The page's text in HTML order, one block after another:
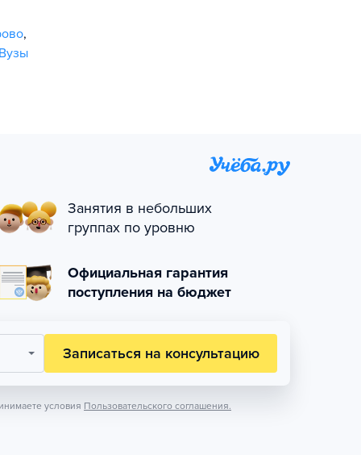
,
Вузы
Занятия в небольших
группах по уровню
Официальная гарантия
поступления на бюджет
Записаться на консультацию
условия Пользовательского соглашения.